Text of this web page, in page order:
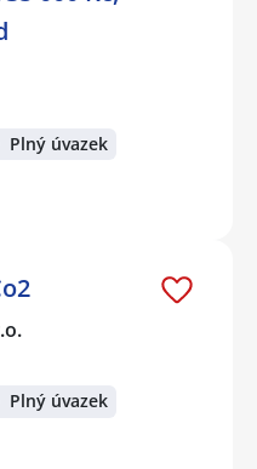
Plný úvazek
Plný úvazek